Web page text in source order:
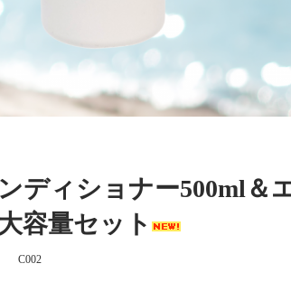
ディショナー500ml＆
容量セット
C002